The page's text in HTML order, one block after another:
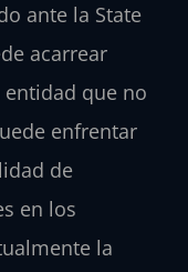
ante la State
acarrear
entidad que no
enfrentar
de
en los
la